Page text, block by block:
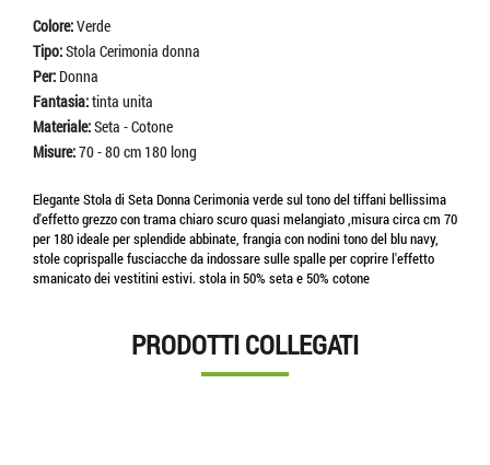
Colore:Verde
Tipo:Stola Cerimonia donna
Per: Donna
Fantasia:tinta unita
Materiale:Seta - Cotone
Misure:70 - 80 cm 180 long
Elegante Stola di Seta Donna Cerimonia verde sul tono del tiffani bellissima
d'effetto grezzo con trama chiaro scuro quasi melangiato ,misura circa cm 70
per 180 ideale per splendide abbinate, frangia con nodini tono del blu navy,
stole coprispalle fusciacche da indossare sulle spalle per coprire l'effetto
smanicato dei vestitini estivi. stola in 50% seta e 50% cotone
PRODOTTI COLLEGATI